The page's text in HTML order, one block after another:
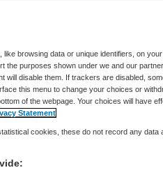
de zorg
,15:00 1241 keer gelezen
het debat over
browsing data or unique identifiers, on your
the purposes shown under we and our
will disable them. If trackers are disabled,
this menu to change your choices or
of the webpage. Your choices will have
Statement
cookies, these do not record any data